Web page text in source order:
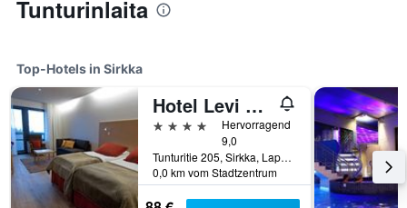
Tunturinlaita
Top-Hotels in Sirkka
Hotel Levi Panorama
4 Sterne
Hervorragend
9,0
Tunturitie 205, Sirkka, Lappland, Finnland
0,0 km vom Stadtzentrum